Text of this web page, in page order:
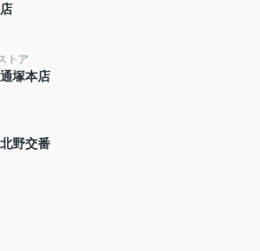
トア
塚本店
野交番